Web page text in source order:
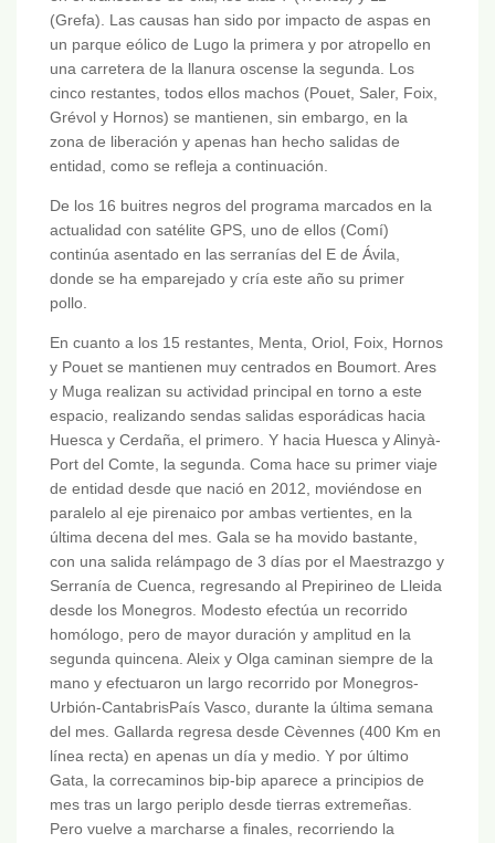
(Grefa). Las causas han sido por impacto de aspas en
un parque eólico de Lugo la primera y por atropello en
una carretera de la llanura oscense la segunda. Los
cinco restantes, todos ellos machos (Pouet, Saler, Foix,
Grévol y Hornos) se mantienen, sin embargo, en la
zona de liberación y apenas han hecho salidas de
entidad, como se refleja a continuación.
De los 16 buitres negros del programa marcados en la
actualidad con satélite GPS, uno de ellos (Comí)
continúa asentado en las serranías del E de Ávila,
donde se ha emparejado y cría este año su primer
pollo.
En cuanto a los 15 restantes, Menta, Oriol, Foix, Hornos
y Pouet se mantienen muy centrados en Boumort. Ares
y Muga realizan su actividad principal en torno a este
espacio, realizando sendas salidas esporádicas hacia
Huesca y Cerdaña, el primero. Y hacia Huesca y Alinyà-
Port del Comte, la segunda. Coma hace su primer viaje
de entidad desde que nació en 2012, moviéndose en
paralelo al eje pirenaico por ambas vertientes, en la
última decena del mes. Gala se ha movido bastante,
con una salida relámpago de 3 días por el Maestrazgo y
Serranía de Cuenca, regresando al Prepirineo de Lleida
desde los Monegros. Modesto efectúa un recorrido
homólogo, pero de mayor duración y amplitud en la
segunda quincena. Aleix y Olga caminan siempre de la
mano y efectuaron un largo recorrido por Monegros-
Urbión-CantabrisPaís Vasco, durante la última semana
del mes. Gallarda regresa desde Cèvennes (400 Km en
línea recta) en apenas un día y medio. Y por último
Gata, la correcaminos bip-bip aparece a principios de
mes tras un largo periplo desde tierras extremeñas.
Pero vuelve a marcharse a finales, recorriendo la